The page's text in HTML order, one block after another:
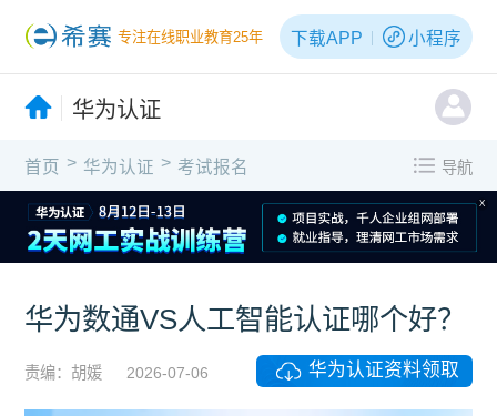
专注在线职业教育25年 下载APP 小程序
华为认证
首页 > 华为认证 > 考试报名 导航
X
华为数通VS人工智能认证哪个好？
责编：胡媛 2026-07-06 华为认证资料领取